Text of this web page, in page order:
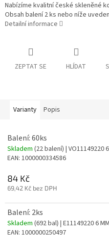
Nabízíme kvalitní české skleněné
Obsah balení 2 ks nebo níže
Detailní informace
ZEPTAT SE HLÍDAT
Varianty Popis
Balení: 60ks
Skladem (22 balení) | VO11149220
EAN: 1000000334586
84 Kč
69,42 Kč bez DPH
Balení: 2ks
Skladem (692 bal) | E11149220 6
EAN: 1000000250497